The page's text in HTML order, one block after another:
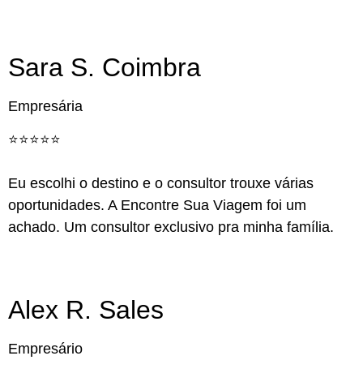
Sara S. Coimbra
Empresária
⭐️⭐️⭐️⭐️⭐️
Eu escolhi o destino e o consultor trouxe várias
oportunidades. A Encontre Sua Viagem foi um
achado. Um consultor exclusivo pra minha família.
Alex R. Sales
Empresário